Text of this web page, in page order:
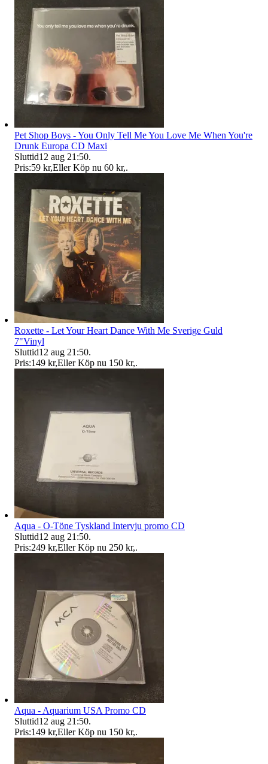
Pet Shop Boys - You Only Tell Me You Love Me When You're
Drunk Europa CD Maxi
Sluttid12 aug 21:50.
Pris:59 kr,Eller Köp nu 60 kr,.
Roxette - Let Your Heart Dance With Me Sverige Guld
7"Vinyl
Sluttid12 aug 21:50.
Pris:149 kr,Eller Köp nu 150 kr,.
Aqua - O-Töne Tyskland Intervju promo CD
Sluttid12 aug 21:50.
Pris:249 kr,Eller Köp nu 250 kr,.
Aqua - Aquarium USA Promo CD
Sluttid12 aug 21:50.
Pris:149 kr,Eller Köp nu 150 kr,.